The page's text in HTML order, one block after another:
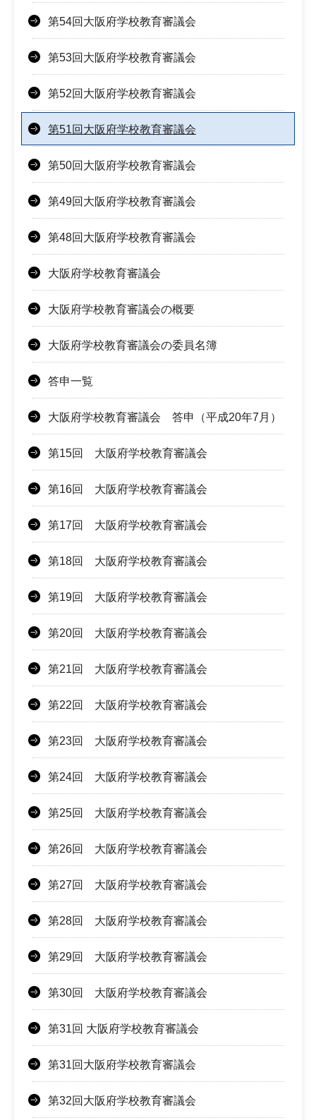
第54回大阪府学校教育審議会
第53回大阪府学校教育審議会
第52回大阪府学校教育審議会
第51回大阪府学校教育審議会
第50回大阪府学校教育審議会
第49回大阪府学校教育審議会
第48回大阪府学校教育審議会
大阪府学校教育審議会
大阪府学校教育審議会の概要
大阪府学校教育審議会の委員名簿
答申一覧
大阪府学校教育審議会 答申（平成20年7月）
第15回 大阪府学校教育審議会
第16回 大阪府学校教育審議会
第17回 大阪府学校教育審議会
第18回 大阪府学校教育審議会
第19回 大阪府学校教育審議会
第20回 大阪府学校教育審議会
第21回 大阪府学校教育審議会
第22回 大阪府学校教育審議会
第23回 大阪府学校教育審議会
第24回 大阪府学校教育審議会
第25回 大阪府学校教育審議会
第26回 大阪府学校教育審議会
第27回 大阪府学校教育審議会
第28回 大阪府学校教育審議会
第29回 大阪府学校教育審議会
第30回 大阪府学校教育審議会
第31回 大阪府学校教育審議会
第31回大阪府学校教育審議会
第32回大阪府学校教育審議会